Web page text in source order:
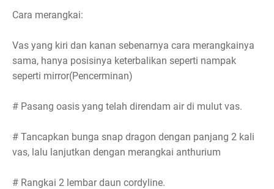
Cara merangkai:
Vas yang kiri dan kanan sebenarnya cara merangkainya
sama, hanya posisinya keterbalikan seperti nampak
seperti mirror(Pencerminan)
# Pasang oasis yang telah direndam air di mulut vas.
# Tancapkan bunga snap dragon dengan panjang 2 kali
vas, lalu lanjutkan dengan merangkai anthurium
# Rangkai 2 lembar daun cordyline.